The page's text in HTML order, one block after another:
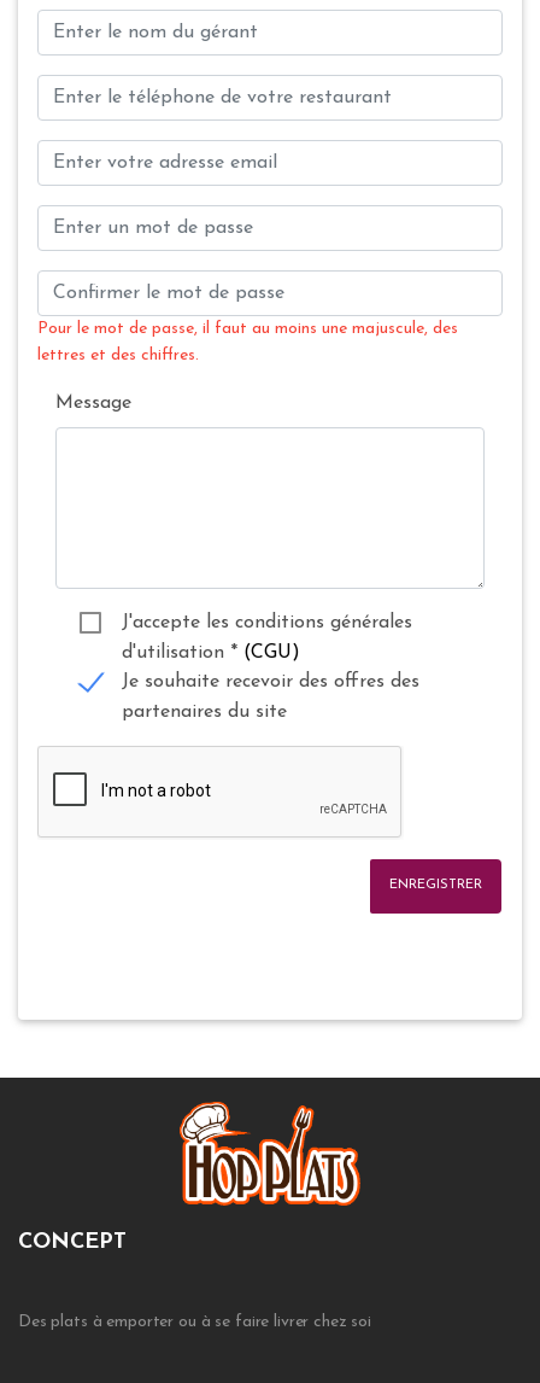
Pour le mot de passe, il faut au moins une majuscule, des
lettres et des chiffres.
Message
J'accepte les conditions générales
d'utilisation * (CGU)
Je souhaite recevoir des offres des
partenaires du site
ENREGISTRER
CONCEPT
Des plats à emporter ou à se faire livrer chez soi